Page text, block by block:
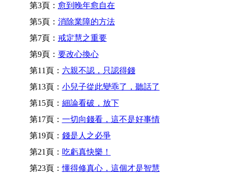
第3頁： 愈到晚年愈自在
第5頁： 消除業障的方法
第7頁： 戒定慧之重要
第9頁： 要改心換心
第11頁： 六親不認，只認得錢
第13頁： 小兒子從此變乖了，聽話了
第15頁： 細論看破，放下
第17頁： 一切向錢看，這不是好事情
第19頁： 錢是人之必爭
第21頁： 吃虧真快樂！
第23頁：懂得修真心，這個才是智慧